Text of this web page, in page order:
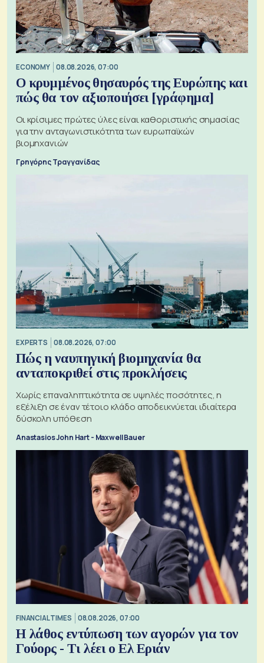
ECONOMY 08.08.2026, 07:00
Ο κρυμμένος θησαυρός της Ευρώπης και
πώς θα τον αξιοποιήσει [γράφημα]
Οι κρίσιμες πρώτες ύλες είναι καθοριστικής σημασίας
για την ανταγωνιστικότητα των ευρωπαϊκών
βιομηχανιών
Γρηγόρης Τραγγανίδας
EXPERTS 08.08.2026, 07:00
Πώς η ναυπηγική βιομηχανία θα
ανταποκριθεί στις προκλήσεις
Χωρίς επαναληπτικότητα σε υψηλές ποσότητες, η
εξέλιξη σε έναν τέτοιο κλάδο αποδεικνύεται ιδιαίτερα
δύσκολη υπόθεση
Anastasios John Hart - Maxwell Bauer
FINANCIAL TIMES 08.08.2026, 07:00
Η λάθος εντύπωση των αγορών για τον
Γούορς - Τι λέει ο Ελ Εριάν